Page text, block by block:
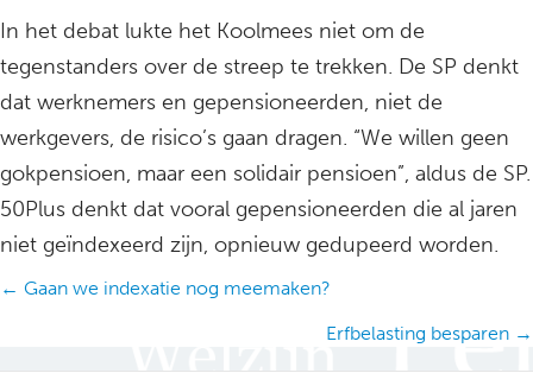
In het debat lukte het Koolmees niet om de
tegenstanders over de streep te trekken. De SP denkt
dat werknemers en gepensioneerden, niet de
werkgevers, de risico’s gaan dragen. “We willen geen
gokpensioen, maar een solidair pensioen”, aldus de SP.
50Plus denkt dat vooral gepensioneerden die al jaren
niet geïndexeerd zijn, opnieuw gedupeerd worden.
Posts
← Gaan we indexatie nog meemaken?
Erfbelasting besparen →